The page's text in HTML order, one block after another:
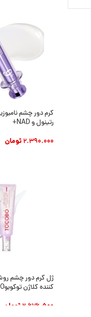
رتینول و NAD+
2.390.000تومان
ژل کرم دور چشم
کننده کلاژن توکوبو30ml TOCOBO
2.676.500تومان